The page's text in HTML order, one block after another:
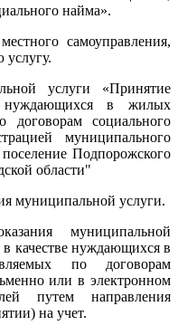
найма».
самоуправления,
услуги «Принятие
в жилых
договорам социального
муниципального
Подпорожского
области"
муниципальной услуги.
муниципальной
качестве нуждающихся в
по договорам
или в электронном
путем направления
на учет.